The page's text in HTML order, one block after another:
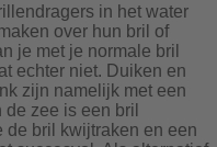
in het water
over hun bril of
je met je normale bril
echter niet. Duiken en
zijn namelijk met een
zee is een bril
de bril kwijtraken en een